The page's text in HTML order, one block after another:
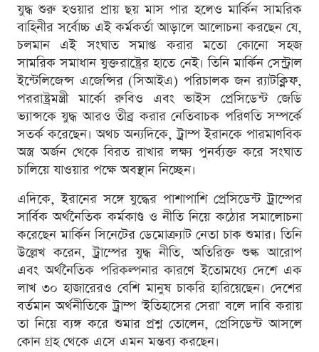
যুদ্ধ শুরু হওয়ার প্রায় ছয় মাস পার হলেও মার্কিন সামরিক
বাহিনীর সর্বোচ্চ এই কর্মকর্তা আড়ালে আলোচনা করছেন যে,
চলমান এই সংঘাত সমাপ্ত করার মতো কোনো সহজ
সামরিক সমাধান যুক্তরাষ্ট্রের হাতে নেই। তিনি মার্কিন সেন্ট্রাল
ইন্টেলিজেন্স এজেন্সির (সিআইএ) পরিচালক জন র‍্যাটক্লিফ,
পররাষ্ট্রমন্ত্রী মার্কো রুবিও এবং ভাইস প্রেসিডেন্ট জেডি
ভ্যান্সকে যুদ্ধ আরও তীব্র করার নেতিবাচক পরিণতি সম্পর্কে
সতর্ক করেছেন। অথচ অন্যদিকে, ট্রাম্প ইরানকে পারমাণবিক
অস্ত্র অর্জন থেকে বিরত রাখার লক্ষ্য পুনর্ব্যক্ত করে সংঘাত
চালিয়ে যাওয়ার পক্ষে অবস্থান নিচ্ছেন।
এদিকে, ইরানের সঙ্গে যুদ্ধের পাশাপাশি প্রেসিডেন্ট ট্রাম্পের
সার্বিক অর্থনৈতিক কর্মকাণ্ড ও নীতি নিয়ে কঠোর সমালোচনা
করেছেন মার্কিন সিনেটের ডেমোক্র্যাট নেতা চাক শুমার। তিনি
উল্লেখ করেন, ট্রাম্পের যুদ্ধ নীতি, অতিরিক্ত শুল্ক আরোপ
এবং অর্থনৈতিক পরিকল্পনার কারণে ইতোমধ্যে দেশে এক
লাখ ৩০ হাজারেরও বেশি মানুষ চাকরি হারিয়েছেন। দেশের
বর্তমান অর্থনীতিকে ট্রাম্প 'ইতিহাসের সেরা' বলে দাবি করায়
তা নিয়ে ব্যঙ্গ করে শুমার প্রশ্ন তোলেন, প্রেসিডেন্ট আসলে
কোন গ্রহ থেকে এসে এমন মন্তব্য করছেন।